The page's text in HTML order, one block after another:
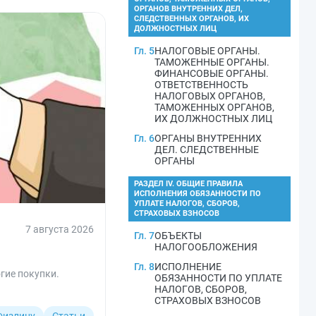
7 августа 2026
покупки.
ОРГАНОВ ВНУТРЕННИХ ДЕЛ,
СЛЕДСТВЕННЫХ ОРГАНОВ, ИХ
ДОЛЖНОСТНЫХ ЛИЦ
Гл. 5НАЛОГОВЫЕ ОРГАНЫ.
ТАМОЖЕННЫЕ ОРГАНЫ.
ФИНАНСОВЫЕ ОРГАНЫ.
ОТВЕТСТВЕННОСТЬ
НАЛОГОВЫХ ОРГАНОВ,
ТАМОЖЕННЫХ ОРГАНОВ,
ИХ ДОЛЖНОСТНЫХ ЛИЦ
Гл. 6ОРГАНЫ ВНУТРЕННИХ
ДЕЛ. СЛЕДСТВЕННЫЕ
ОРГАНЫ
РАЗДЕЛ IV. ОБЩИЕ ПРАВИЛА
ИСПОЛНЕНИЯ ОБЯЗАННОСТИ ПО
УПЛАТЕ НАЛОГОВ, СБОРОВ,
СТРАХОВЫХ ВЗНОСОВ
Гл. 7ОБЪЕКТЫ
НАЛОГООБЛОЖЕНИЯ
Гл. 8ИСПОЛНЕНИЕ
ОБЯЗАННОСТИ ПО УПЛАТЕ
НАЛОГОВ, СБОРОВ,
СТРАХОВЫХ ВЗНОСОВ